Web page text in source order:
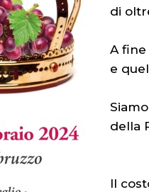
di
A
e
della
Il